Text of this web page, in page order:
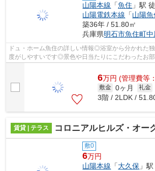
山陽本線 「魚住 」駅
山陽電鉄本線 「山陽魚
築36年 / 51.80㎡
兵庫県明石市魚住町中
ドュ・ホーム魚住の詳しい情報◎浴室から分かれた
度がしやすいです◎景色や日当たりにこだわったお
6万円 (管理費等
敷金 0ヶ月 礼金
3階 / 2LDK /
賃貸 | テラス コロニアルヒルズ・オー
敷0
6万円
山陽本線 「大久保 」